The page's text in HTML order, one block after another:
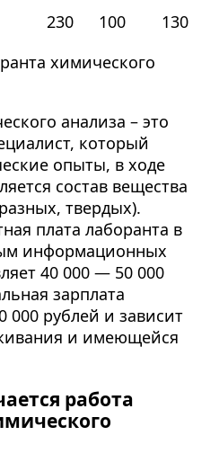
230 100
130
химического
анализа – это
который
опыты, в ходе
состав вещества
твердых).
плата лаборанта в
информационных
40 000 — 50 000
зарплата
000 рублей и зависит
и имеющейся
работа